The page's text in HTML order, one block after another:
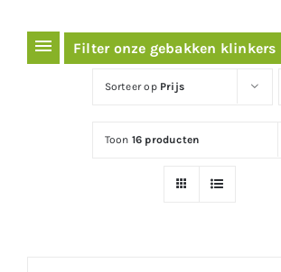
Keramische tegels
Sorteer op Prijs
Toon 16 producten
Filter onze gebakken klinkers